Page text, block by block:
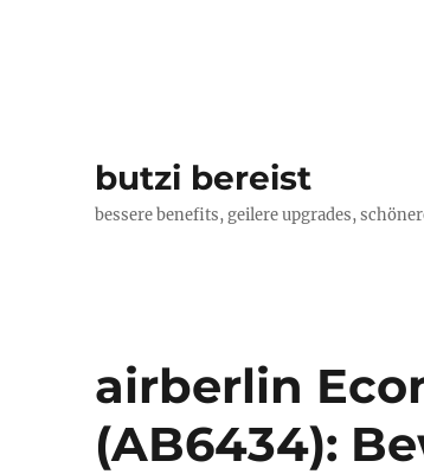
butzi bereist
bessere benefits, geilere upgrades,
airberlin
(AB6434):